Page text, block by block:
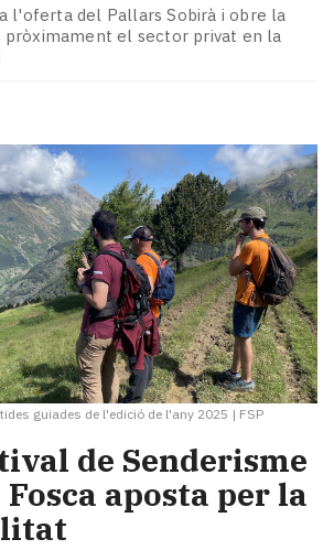
l'oferta del Pallars Sobirà i obre la
el sector privat en la
guiades de l'edició de l'any 2025 | FSP
de Senderisme
aposta per la